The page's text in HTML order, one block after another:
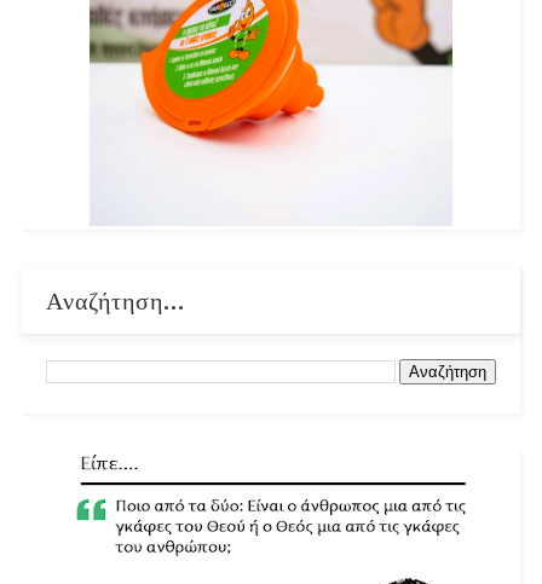
Αναζήτηση...